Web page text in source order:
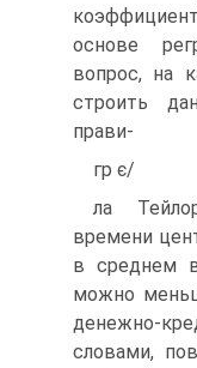
основе
вопрос, на
строить
прави-
гр є/
ла
времени
в среднем
можно
денежно-
словами,